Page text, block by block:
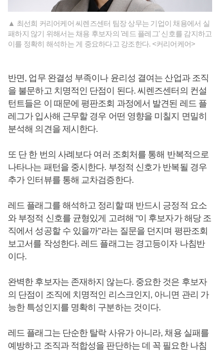
▲ 최선희 커리어케어 씨렌즈센터 팀장 상무는 기업이 채용에서 실
패하지 않기 위해서는 채용 후보자의 '레드 플레그' 신호를 감지하고
이를 정확히 해석하는 게 중요하다고 강조한다. <커리어케어>
반면, 업무 완결성 부족이나 윤리성 결여는 산업과 조직
을 불문하고 치명적인 단점이 된다. 씨렌즈센터의 컨설
턴트들은 이 때문에 평판조회 과정에서 발견된 레드 플
레그가 입사해 근무할 경우 어떤 영향을 미칠지 면밀히
분석해 의견을 제시한다.
또 단 한 번의 사례보다 여러 조회처를 통해 반복적으로
나타나는 패턴을 중시한다. 부정적 신호가 반복될 경우
추가 인터뷰를 통해 교차검증한다.
레드 플래그를 해석하고 정리할 때 반드시 긍정적 요소
와 부정적 신호를 균형있게 고려해 "이 후보자가 해당 조
직에서 성공할 수 있을까’’라는 질문을 던지며 평판조회
보고서를 작성한다. 레드 플래그는 경고등이자 나침반
이다.
완벽한 후보자는 존재하지 않는다. 중요한 것은 후보자
의 단점이 조직에 치명적인 리스크인지, 아니면 관리 가
능한 특성인지를 명확히 구분하는 것이다.
레드 플래그는 단순한 탈락 사유가 아니라, 채용 실패를
예방하고 조직과 적합성을 판단하는 데 꼭 필요한 나침